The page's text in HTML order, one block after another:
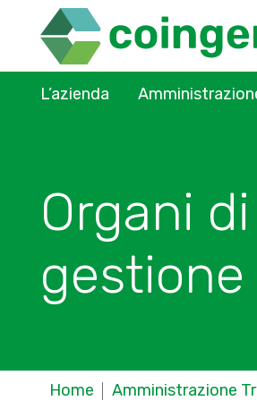
L’azienda
Organi
gestione
Home Amministrazione